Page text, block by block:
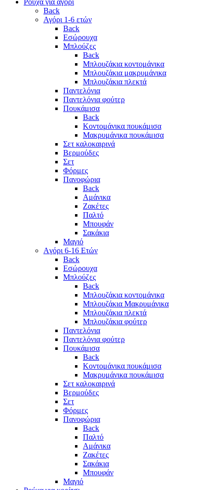
Back
Αγόρι 1-6 ετών
Back
Εσώρουχα
Μπλούζες
Back
Μπλουζάκια κοντομάνικα
Μπλουζάκια μακρυμάνικα
Μπλουζάκια πλεκτά
Παντελόνια
Παντελόνια φούτερ
Πουκάμισα
Back
Κοντομάνικα πουκάμισα
Μακρυμάνικα πουκάμισα
Σετ καλοκαιρινά
Βερμούδες
Σετ
Φόρμες
Πανοφώρια
Back
Αμάνικα
Ζακέτες
Παλτό
Μπουφάν
Σακάκια
Μαγιό
Aγόρι 6-16 Ετών
Back
Eσώρουχα
Μπλούζες
Back
Μπλουζάκια κοντομάνικα
Μπλουζάκια Μακρυμάνικα
Μπλουζάκια πλεκτά
Μπλουζάκια φούτερ
Παντελόνια
Παντελόνια φούτερ
Πουκάμισα
Back
Κοντομάνικα πουκάμισα
Μακρυμάνικα πουκάμισα
Σετ καλοκαιρινά
Βερμούδες
Σετ
Φόρμες
Πανοφώρια
Back
Παλτό
Αμάνικα
Ζακέτες
Σακάκια
Μπουφάν
Μαγιό